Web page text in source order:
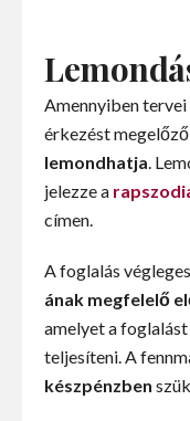
Amennyiben
érkezést megelőző
lemondhatja .
jelezze a
címen.
A foglalás
ának megfelelő
amelyet a
teljesíteni. A
készpénzben